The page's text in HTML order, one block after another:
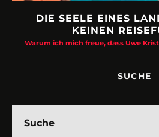
DIE SEELE EINES
KEINEN
Warum ich mich freue, dass Uwe
SUCHE